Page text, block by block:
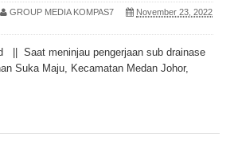
GROUP MEDIA KOMPAS7
November 23, 2022
Saat meninjau pengerjaan sub drainase
Suka Maju, Kecamatan Medan Johor,